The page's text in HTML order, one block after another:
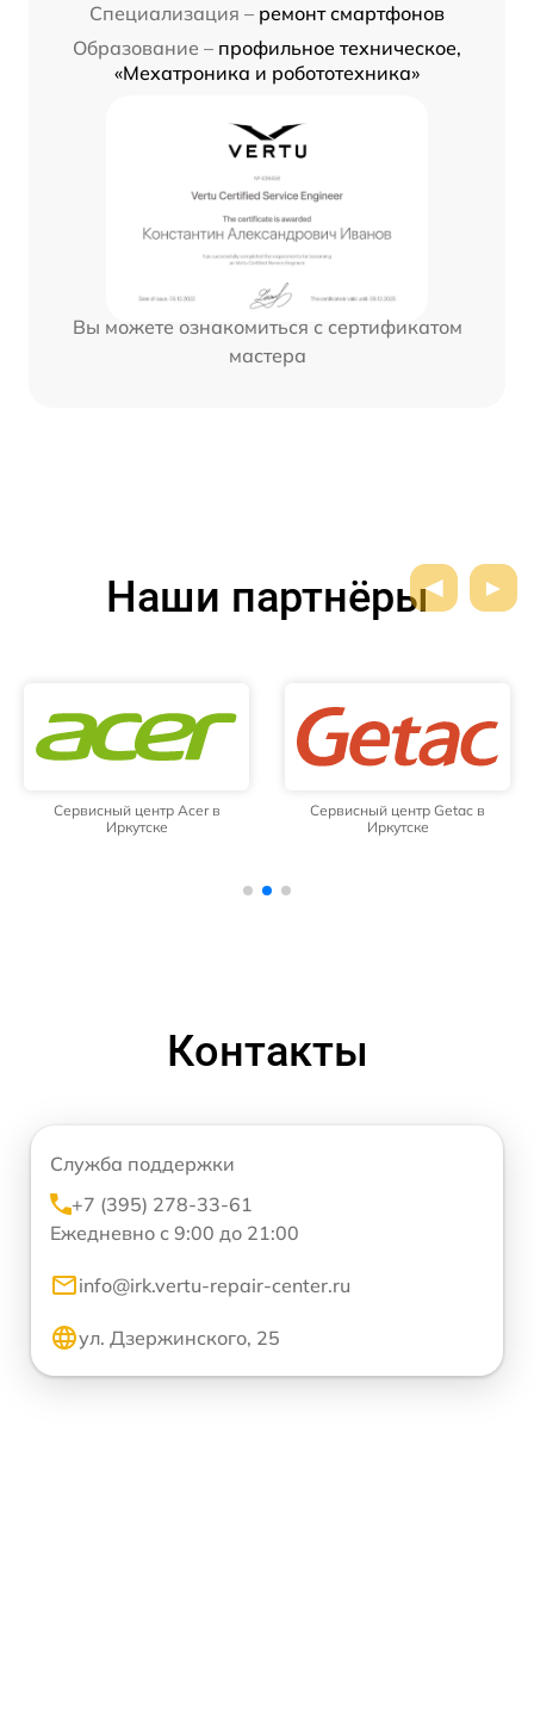
Специализация – ремонт смартфонов
Образование – профильное техническое,
«Мехатроника и робототехника»
Вы можете ознакомиться с сертификатом
мастера
Наши партнёры
Сервисный центр Acer в
Иркутске
Сервисный центр Getac в
Иркутске
Контакты
Служба поддержки
+7 (395) 278-33-61
Ежедневно с 9:00 до 21:00
info@irk.vertu-repair-center.ru
ул. Дзержинского, 25